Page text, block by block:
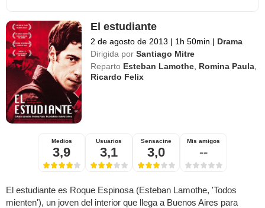
El estudiante
2 de agosto de 2013 | 1h 50min | Drama
Dirigida por Santiago Mitre
Reparto Esteban Lamothe Romina Paula
Ricardo Felix
Medios
3,9
Usuarios
3,1
Sensacine
3,0
Mis amigos
--
El estudiante es Roque Espinosa (Esteban Lamothe, 'Todos
mienten'), un joven del interior que llega a Buenos Aires para